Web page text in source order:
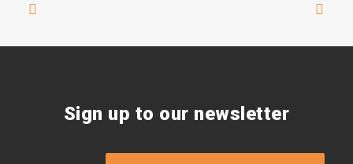
Sign up to our newsletter